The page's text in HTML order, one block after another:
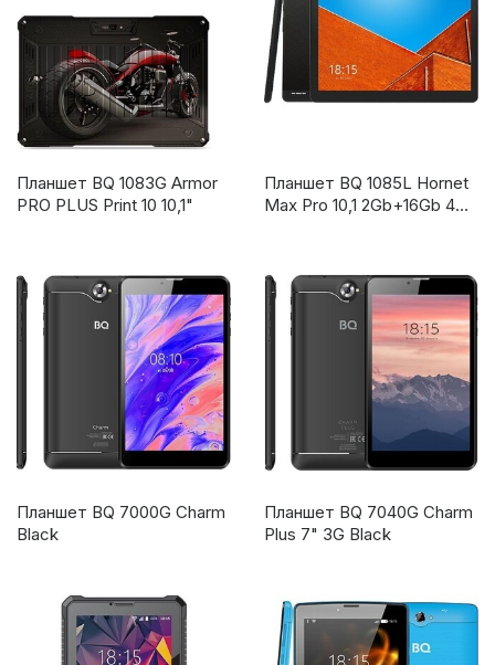
Планшет BQ 1083G Armor
PRO PLUS Print 10 10,1"
Планшет BQ 1085L Hornet
Max Pro 10,1 2Gb+16Gb 4G
Планшет BQ 7000G Charm
Black
Планшет BQ 7040G Charm
Plus 7" 3G Black